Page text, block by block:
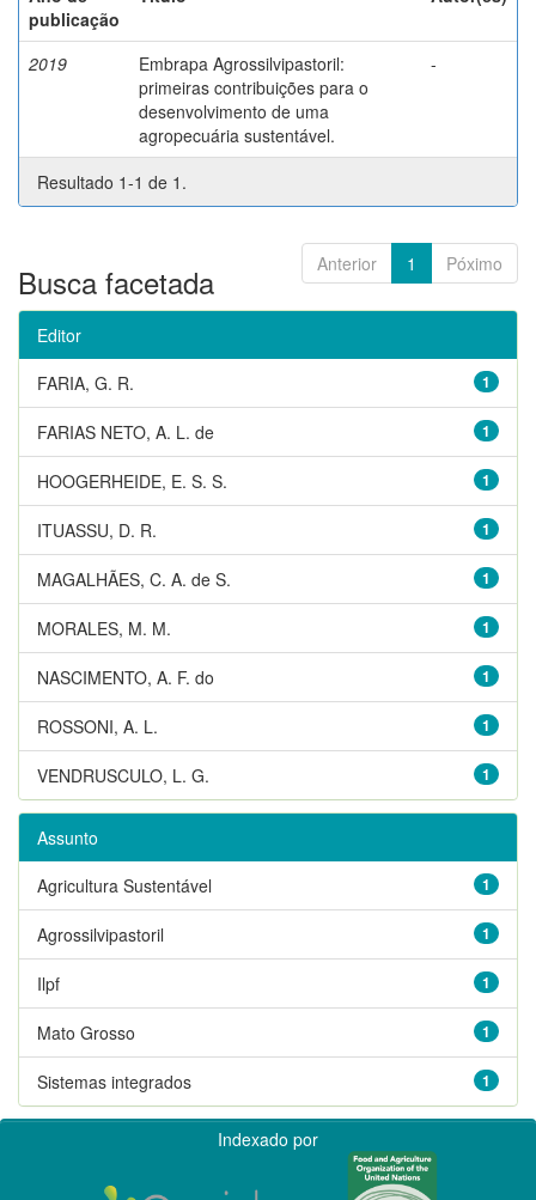
publicação
2019
Embrapa Agrossilvipastoril:
primeiras contribuições para o
desenvolvimento de uma
agropecuária sustentável.
-
Resultado 1-1 de 1.
Anterior 1 Póximo
Busca facetada
Editor
1
FARIA, G. R.
1
FARIAS NETO, A. L. de
1
HOOGERHEIDE, E. S. S.
1
ITUASSU, D. R.
1
MAGALHÃES, C. A. de S.
1
MORALES, M. M.
1
NASCIMENTO, A. F. do
1
ROSSONI, A. L.
1
VENDRUSCULO, L. G.
Assunto
1
Agricultura Sustentável
1
Agrossilvipastoril
1
Ilpf
1
Mato Grosso
1
Sistemas integrados
Indexado por